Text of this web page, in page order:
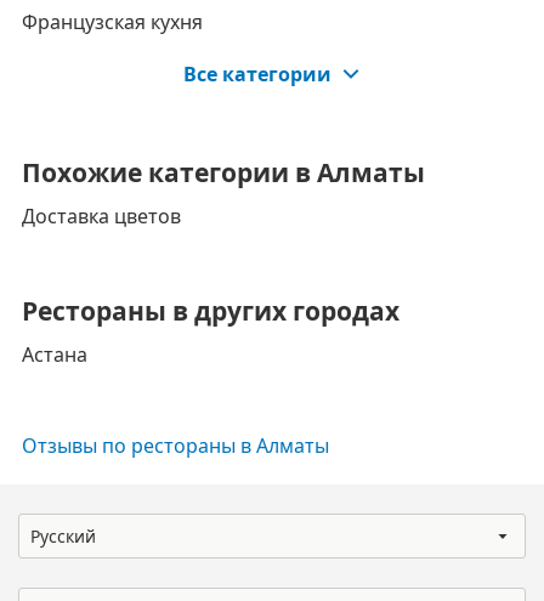
Французская кухня
Все категории
Похожие категории в Алматы
Доставка цветов
Рестораны в других городах
Астана
Отзывы по рестораны в Алматы
Русский